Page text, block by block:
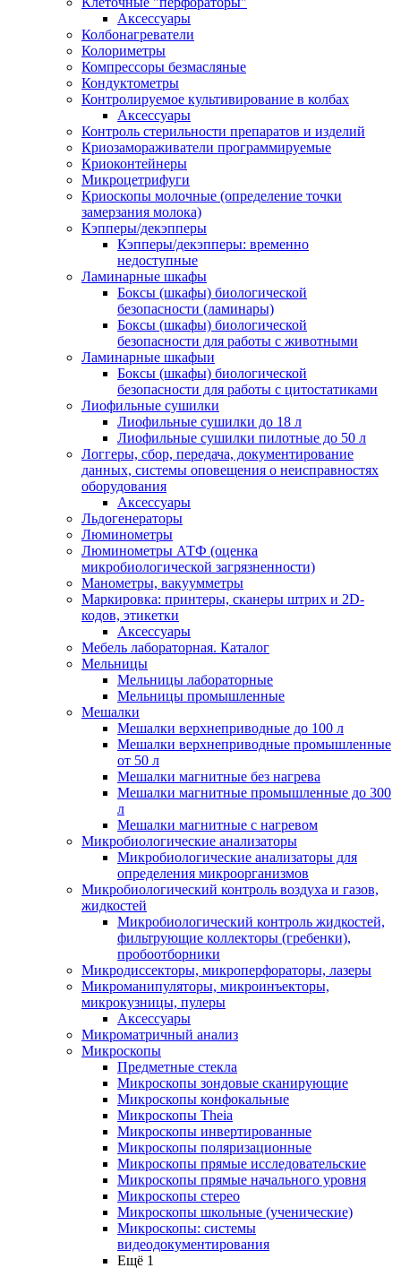
Аксессуары
Колбонагреватели
Колориметры
Компрессоры безмасляные
Кондуктометры
Контролируемое культивирование в колбах
Аксессуары
Контроль стерильности препаратов и изделий
Криозамораживатели программируемые
Криоконтейнеры
Микроцетрифуги
Криоскопы молочные (определение точки
замерзания молока)
Кэпперы/декэпперы
Кэпперы/декэпперы: временно
недоступные
Ламинарные шкафы
Боксы (шкафы) биологической
безопасности (ламинары)
Боксы (шкафы) биологической
безопасности для работы с животными
Ламинарные шкафыи
Боксы (шкафы) биологической
безопасности для работы с цитостатиками
Лиофильные сушилки
Лиофильные сушилки до 18 л
Лиофильные сушилки пилотные до 50 л
Логгеры, сбор, передача, документирование
данных, системы оповещения о неисправностях
оборудования
Аксессуары
Льдогенераторы
Люминометры
Люминометры АТФ (оценка
микробиологической загрязненности)
Манометры, вакуумметры
Маркировка: принтеры, сканеры штрих и 2D-
кодов, этикетки
Аксессуары
Мебель лабораторная. Каталог
Мельницы
Мельницы лабораторные
Мельницы промышленные
Мешалки
Мешалки верхнеприводные до 100 л
Мешалки верхнеприводные промышленные
от 50 л
Мешалки магнитные без нагрева
Мешалки магнитные промышленные до 300
л
Мешалки магнитные с нагревом
Микробиологические анализаторы
Микробиологические анализаторы для
определения микроорганизмов
Микробиологический контроль воздуха и газов,
жидкостей
Микробиологический контроль жидкостей,
фильтрующие коллекторы (гребенки),
пробоотборники
Микродиссекторы, микроперфораторы, лазеры
Микроманипуляторы, микроинъекторы,
микрокузницы, пулеры
Аксессуары
Микроматричный анализ
Микроскопы
Предметные стекла
Микроскопы зондовые сканирующие
Микроскопы конфокальные
Микроскопы Theia
Микроскопы инвертированные
Микроскопы поляризационные
Микроскопы прямые исследовательские
Микроскопы прямые начального уровня
Микроскопы стерео
Микроскопы школьные (ученические)
Микроскопы: системы
видеодокументирования
Ещё 1